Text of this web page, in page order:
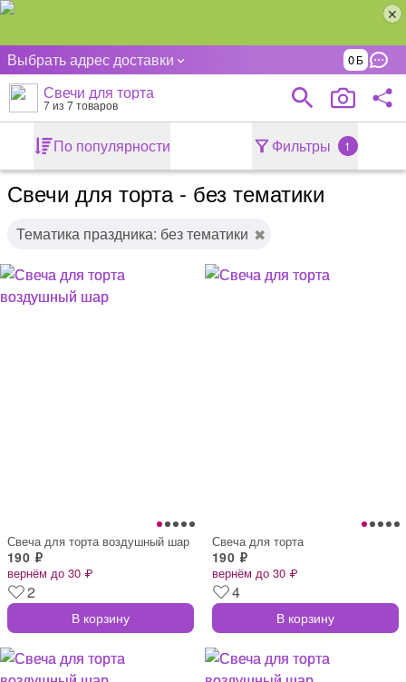
Выбрать адрес доставки 0
Свечи для торта
7из 7 товаров
По популярности Фильтры 1
Свечи для торта - без тематики
Тематика праздника: без тематики
Свеча для торта воздушный шар
190 ₽
вернём до 30 ₽
2
В корзину
Свеча для торта
190 ₽
вернём до 30 ₽
4
В корзину